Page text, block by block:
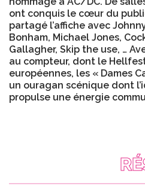
ont conquis le cœur du
partagé l’affiche avec
Bonham, Michael Jones,
Gallagher, Skip the use, …
au compteur, dont le
européennes, les « Dames
un ouragan scénique dont
propulse une énergie